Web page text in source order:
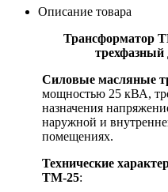
Описание товара
Трансформатор
Силовые масляные
мощностью 25 кВА,
назначения
наружной и
помещениях.
Технические
ТМ-25: